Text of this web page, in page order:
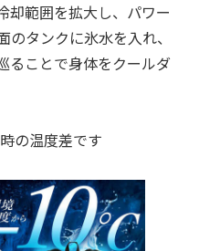
却範囲を拡大し、パワー
タンクに氷水を入れ、
ることで身体をクールダ
の温度差です